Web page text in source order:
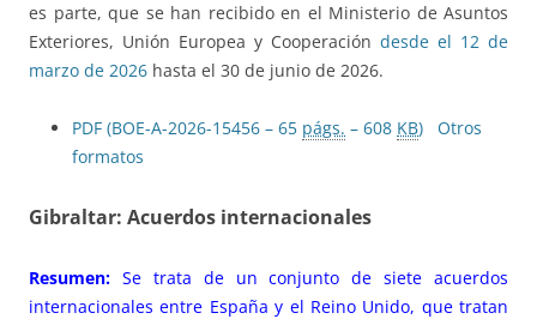
es parte, que se han recibido en el Ministerio de Asuntos
Exteriores, Unión Europea y Cooperación desde el 12 de
marzo de 2026 hasta el 30 de junio de 2026.
PDF (BOE-A-2026-15456 – 65 págs. – 608 KB)
Otros
formatos
Gibraltar: Acuerdos internacionales
Resumen: Se trata de un conjunto de siete acuerdos
internacionales entre España y el Reino Unido, que tratan